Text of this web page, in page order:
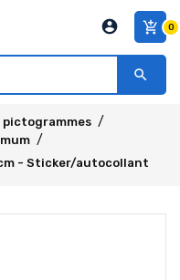
add_shopping_cart 0
account_circle
search
- Sticker/autocollant